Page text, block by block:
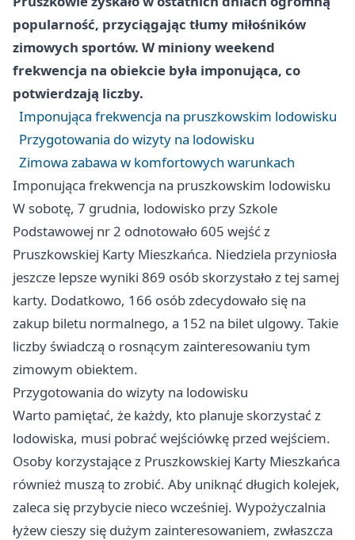
popularność, przyciągając tłumy miłośników
zimowych sportów. W miniony weekend
frekwencja na obiekcie była imponująca, co
potwierdzają liczby.
Imponująca frekwencja na pruszkowskim lodowisku
Przygotowania do wizyty na lodowisku
Zimowa zabawa w komfortowych warunkach
Imponująca frekwencja na pruszkowskim lodowisku
W sobotę, 7 grudnia, lodowisko przy Szkole
Podstawowej nr 2 odnotowało 605 wejść z
Pruszkowskiej Karty Mieszkańca. Niedziela przyniosła
jeszcze lepsze wyniki 869 osób skorzystało z tej samej
karty. Dodatkowo, 166 osób zdecydowało się na
zakup biletu normalnego, a 152 na bilet ulgowy. Takie
liczby świadczą o rosnącym zainteresowaniu tym
zimowym obiektem.
Przygotowania do wizyty na lodowisku
Warto pamiętać, że każdy, kto planuje skorzystać z
lodowiska, musi pobrać wejściówkę przed wejściem.
Osoby korzystające z Pruszkowskiej Karty Mieszkańca
również muszą to zrobić. Aby uniknąć długich kolejek,
zaleca się przybycie nieco wcześniej. Wypożyczalnia
łyżew cieszy się dużym zainteresowaniem, zwłaszcza